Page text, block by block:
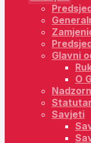
Glavni
O
Savjeti